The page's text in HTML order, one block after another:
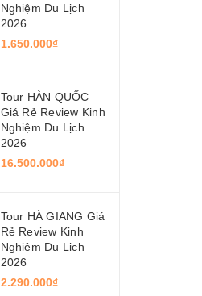
Nghiệm Du Lịch
2026
1.650.000₫
Tour HÀN QUỐC
Giá Rẻ Review Kinh
Nghiệm Du Lịch
2026
16.500.000₫
Tour HÀ GIANG Giá
Rẻ Review Kinh
Nghiệm Du Lịch
2026
2.290.000₫